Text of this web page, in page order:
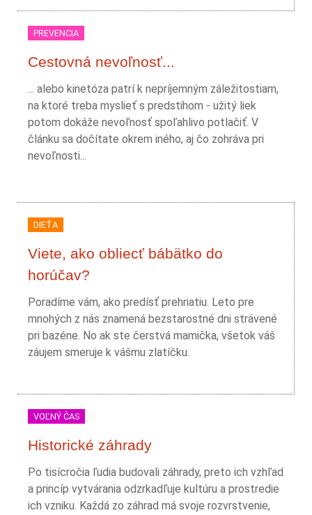
PREVENCIA
Cestovná nevoľnosť...
... alebo kinetóza patrí k nepríjemným záležitostiam,
na ktoré treba myslieť s predstihom - užitý liek
potom dokáže nevoľnosť spoľahlivo potlačiť. V
článku sa dočítate okrem iného, aj čo zohráva pri
nevoľnosti...
DIEŤA
Viete, ako obliecť bábätko do
horúčav?
Poradíme vám, ako predísť prehriatiu. Leto pre
mnohých z nás znamená bezstarostné dni strávené
pri bazéne. No ak ste čerstvá mamička, všetok váš
záujem smeruje k vášmu zlatíčku.
VOĽNÝ ČAS
Historické záhrady
Po tisícročia ľudia budovali záhrady, preto ich vzhľad
a princíp vytvárania odzrkadľuje kultúru a prostredie
ich vzniku. Každá zo záhrad má svoje rozvrstvenie,